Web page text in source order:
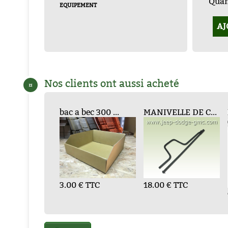
EQUIPEMENT
¤ Nos clients ont aussi acheté
bac a bec 300 ...
3.00 € TTC
EMBOUT
BURETTE...
ROND F... bac a bec 300 ...
2.04 € TTC
MANIVELLE DE C...
18.00 € TTC